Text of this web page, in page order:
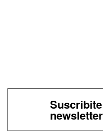
newsletter